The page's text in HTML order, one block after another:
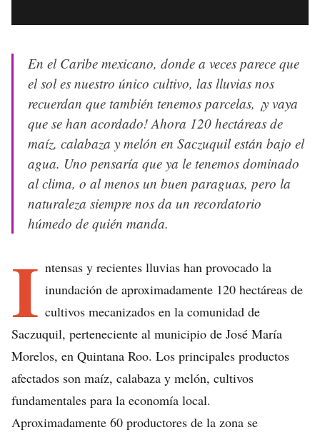
En el Caribe mexicano, donde a veces parece que
el sol es nuestro único cultivo, las lluvias nos
recuerdan que también tenemos parcelas, ¡y vaya
que se han acordado! Ahora 120 hectáreas de
maíz, calabaza y melón en Saczuquil están bajo el
agua. Uno pensaría que ya le tenemos dominado
al clima, o al menos un buen paraguas, pero la
naturaleza siempre nos da un recordatorio
húmedo de quién manda.
I ntensas y recientes lluvias han provocado la
inundación de aproximadamente 120 hectáreas de
cultivos mecanizados en la comunidad de
Saczuquil, perteneciente al municipio de José María
Morelos, en Quintana Roo. Los principales productos
afectados son maíz, calabaza y melón, cultivos
fundamentales para la economía local.
Aproximadamente 60 productores de la zona se